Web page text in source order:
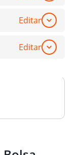
Editar
Editar